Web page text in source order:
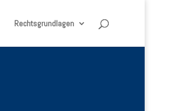
Rechtsgrundlagen